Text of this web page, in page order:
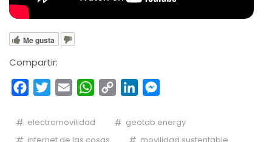
Me gusta
Compartir:
FacebookTwitterEmail WhatsApp
Copy
LinkedIn
electromovilidad
geotab energy